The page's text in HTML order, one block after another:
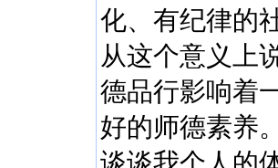
化、有纪律的
从这个意义上
德品行影响着
好的师德素养